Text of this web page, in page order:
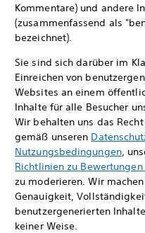
Kommentare) und andere
(zusammenfassend als
bezeichnet).
Sie sind sich darüber im
Einreichen von
Websites an einem
Inhalte für alle Besucher
Wir behalten uns das
gemäß unseren
Nutzungsbedingungen,
Richtlinien zu
zu moderieren. Wir
Genauigkeit,
benutzergenerierten
keiner Weise.